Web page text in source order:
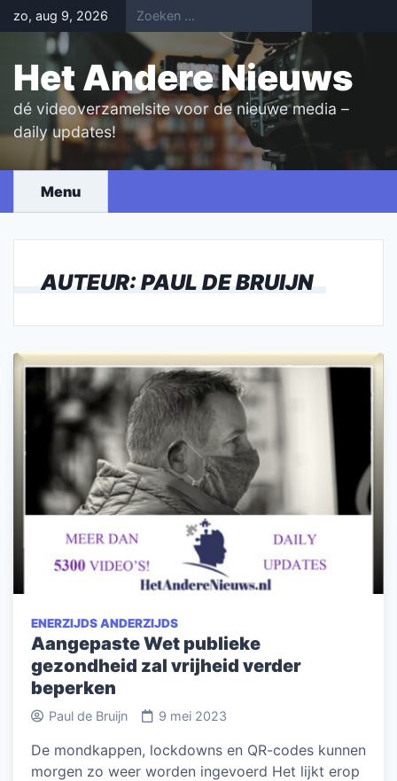
Skip
to
content
zo, aug 9, 2026
Het Andere Nieuws
dé videoverzamelsite voor de nieuwe media –
daily updates!
Menu
AUTEUR:PAUL DE BRUIJN
ENERZIJDS ANDERZIJDS
Aangepaste Wet publieke
gezondheid zal vrijheid verder
beperken
Paul de Bruijn 9 mei 2023
De mondkappen, lockdowns en QR-codes kunnen
morgen zo weer worden ingevoerd Het lijkt erop